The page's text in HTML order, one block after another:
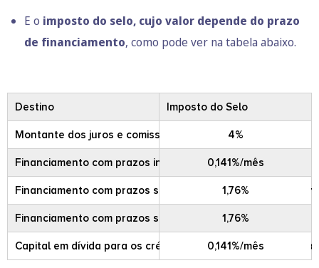
E o imposto do selo, cujo valor depende do prazo
de financiamento, como pode ver na tabela abaixo.
Destino Imposto do Selo
Montante dos juros e comissões cobradas4%
Financiamento com prazos inferiores a 1 ano
0,141%/mês
Financiamento com prazos superiores ou iguais a 1 ano e
1,76%
Financiamento com prazos superiores ou iguais a 5 anos
1,76%
Capital em dívida para os créditos de duração
0,141%/mês